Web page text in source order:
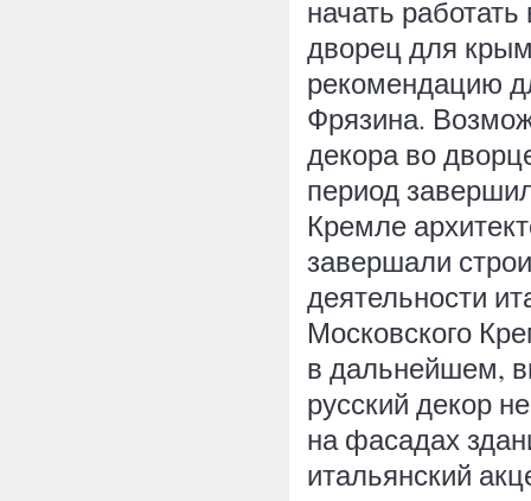
начать
дворец для
рекомендацию
Фрязина.
декора во
период
Кремле
завершали
деятельности
Московского
в дальнейшем,
русский декор
на фасадах
итальянский